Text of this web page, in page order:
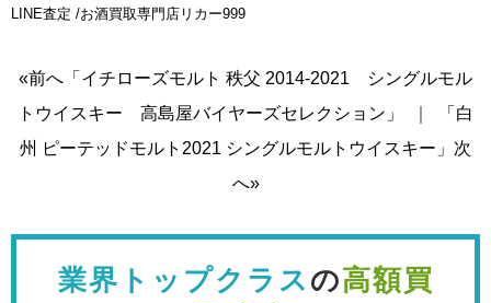
LINE査定 /お酒買取専門店リカー999
«前へ「イチローズモルト 秩父 2014-2021 シングルモル
トウイスキー 高島屋バイヤーズセレクション」
「白
州 ピーテッドモルト2021 シングルモルトウイスキー」次
へ»
業界トップクラス の高額買